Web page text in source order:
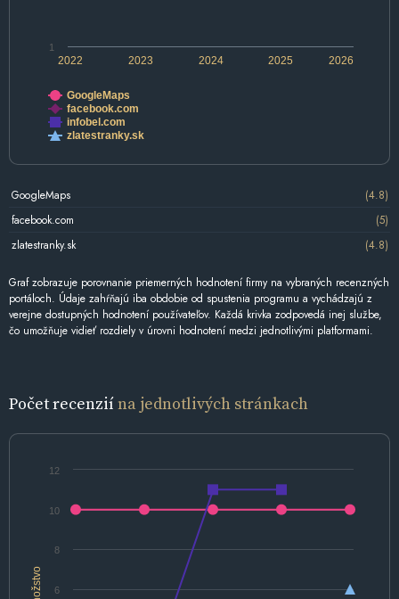
2022 2024 2026
2023 2025
1
GoogleMaps
facebook.com
infobel.com
zlatestranky.sk
GoogleMaps
(4.8)
facebook.com
(5)
zlatestranky.sk
(4.8)
Graf zobrazuje porovnanie priemerných hodnotení firmy na vybraných recenzných
portáloch. Údaje zahŕňajú iba obdobie od spustenia programu a vychádzajú z
verejne dostupných hodnotení používateľov. Každá krivka zodpovedá inej službe,
čo umožňuje vidieť rozdiely v úrovni hodnotení medzi jednotlivými platformami.
Počet recenziína jednotlivých stránkach
Množstvo 6
8
10
12